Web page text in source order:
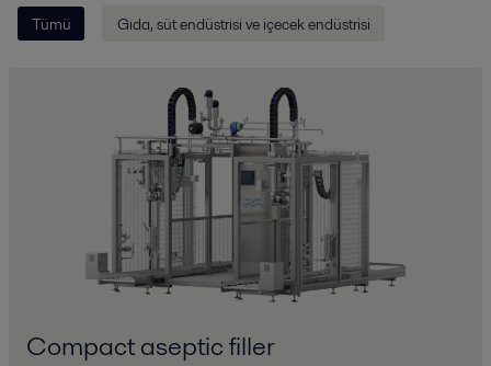
Tümü Gıda, süt endüstrisi ve içecek endüstrisi
Compact aseptic filler